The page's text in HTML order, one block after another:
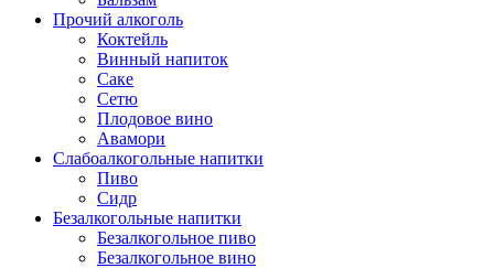
Прочий алкоголь
Коктейль
Винный напиток
Саке
Сетю
Плодовое вино
Авамори
Слабоалкогольные напитки
Пиво
Сидр
Безалкогольные напитки
Безалкогольное пиво
Безалкогольное вино